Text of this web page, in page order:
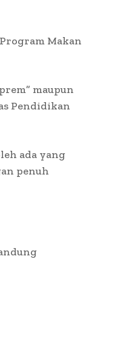
Makan
maupun
Pendidikan
ada yang
penuh